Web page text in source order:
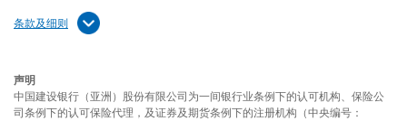
条款及细则
声明
中国建设银行（亚洲）股份有限公司为一间银行业条例下的认可机构、保险公
司条例下的认可保险代理，及证券及期货条例下的注册机构（中央编号：